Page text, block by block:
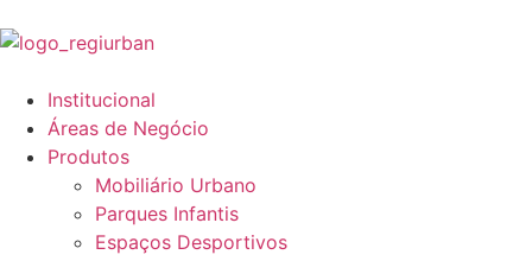
Institucional
Áreas de Negócio
Produtos
Mobiliário Urbano
Parques Infantis
Espaços Desportivos